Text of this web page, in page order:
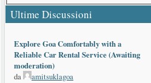
Ultime Discussioni
Explore Goa Comfortably with a
Reliable Car Rental Service (Awaiting
moderation)
da
amitsuklagoa